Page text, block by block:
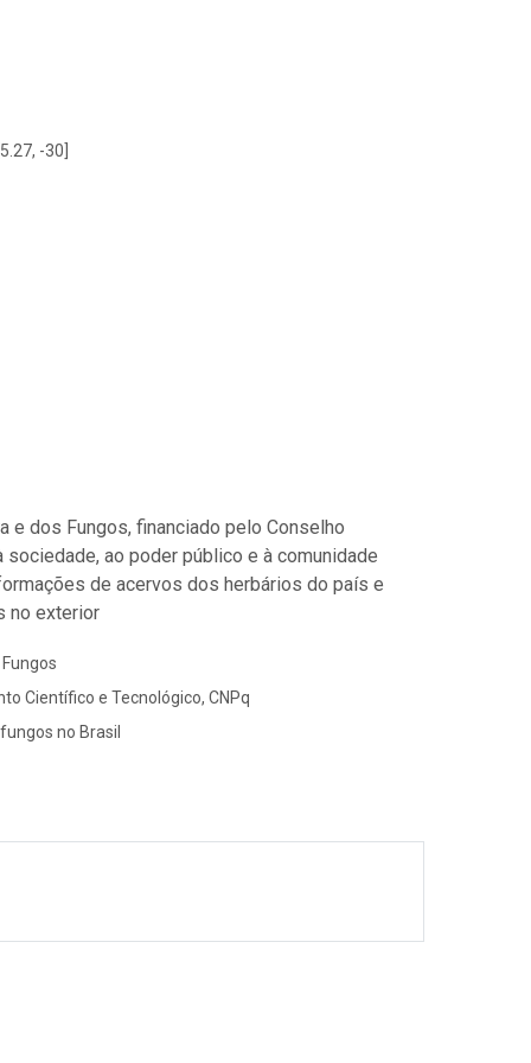
-30]
e dos Fungos, financiado pelo Conselho
ao poder público e à comunidade
de acervos dos herbários do país e
no exterior
Científico e Tecnológico, CNPq
no Brasil